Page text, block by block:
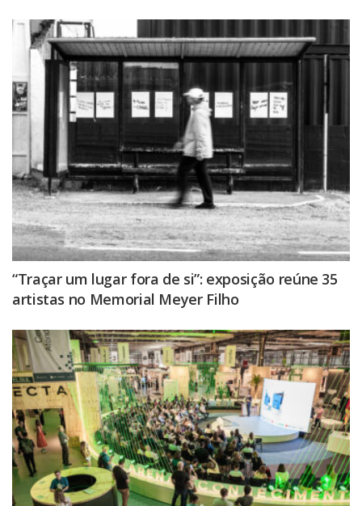
“Traçar um lugar fora de si”: exposição reúne 35
artistas no Memorial Meyer Filho